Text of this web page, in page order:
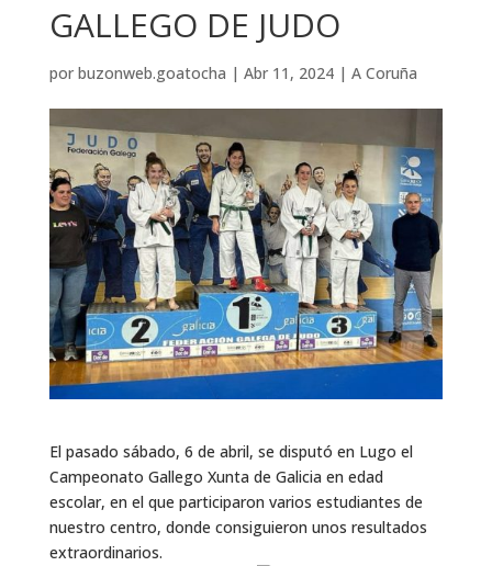
GALLEGO DE JUDO
por buzonweb.goatocha | Abr 11, 2024| A Coruña
El pasado sábado, 6 de abril, se disputó en Lugo el
Campeonato Gallego Xunta de Galicia en edad
escolar, en el que participaron varios estudiantes de
nuestro centro, donde consiguieron unos resultados
extraordinarios.